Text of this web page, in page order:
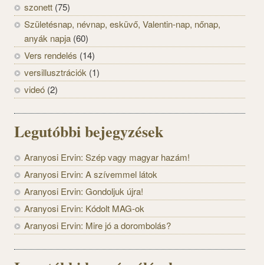
szonett (75)
Születésnap, névnap, esküvő, Valentin-nap, nőnap,
anyák napja (60)
Vers rendelés (14)
versillusztrációk (1)
videó (2)
Legutóbbi bejegyzések
Aranyosi Ervin: Szép vagy magyar hazám!
Aranyosi Ervin: A szívemmel látok
Aranyosi Ervin: Gondoljuk újra!
Aranyosi Ervin: Kódolt MAG-ok
Aranyosi Ervin: Mire jó a dorombolás?